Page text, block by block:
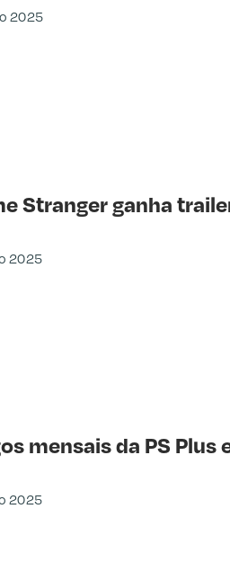
2025
Stranger ganha
2025
mensais da PS Plus
2025